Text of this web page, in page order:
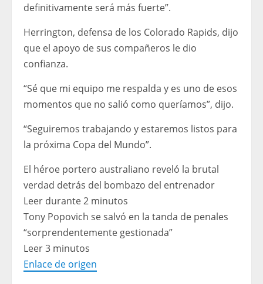
definitivamente será más fuerte”.
Herrington, defensa de los Colorado Rapids, dijo
que el apoyo de sus compañeros le dio
confianza.
“Sé que mi equipo me respalda y es uno de esos
momentos que no salió como queríamos”, dijo.
“Seguiremos trabajando y estaremos listos para
la próxima Copa del Mundo”.
El héroe portero australiano reveló la brutal
verdad detrás del bombazo del entrenador
Leer durante 2 minutos
Tony Popovich se salvó en la tanda de penales
“sorprendentemente gestionada”
Leer 3 minutos
Enlace de origen